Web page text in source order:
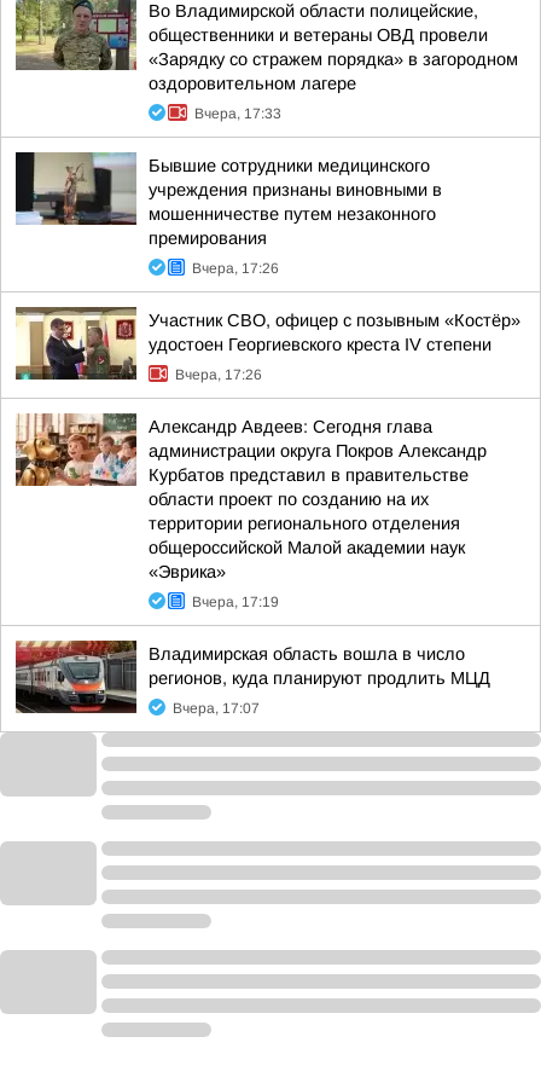
Во Владимирской области полицейские,
общественники и ветераны ОВД провели
«Зарядку со стражем порядка» в загородном
оздоровительном лагере
Вчера, 17:33
Бывшие сотрудники медицинского
учреждения признаны виновными в
мошенничестве путем незаконного
премирования
Вчера, 17:26
Участник СВО, офицер с позывным «Костёр»
удостоен Георгиевского креста IV степени
Вчера, 17:26
Александр Авдеев: Сегодня глава
администрации округа Покров Александр
Курбатов представил в правительстве
области проект по созданию на их
территории регионального отделения
общероссийской Малой академии наук
«Эврика»
Вчера, 17:19
Владимирская область вошла в число
регионов, куда планируют продлить МЦД
Вчера, 17:07